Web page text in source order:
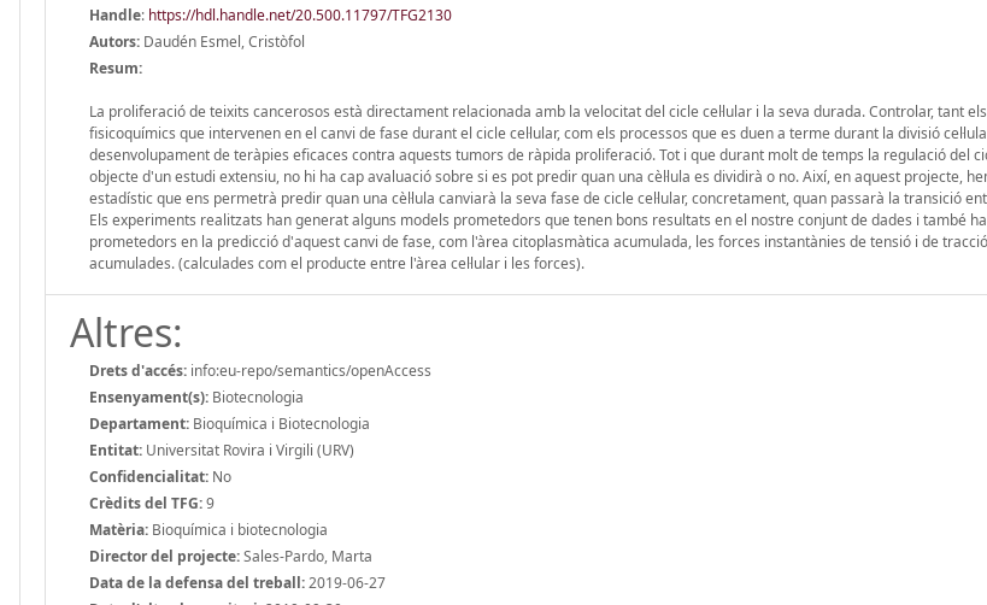
Handle: https://hdl.handle.net/20.500.11797/TFG2130
Autors: Daudén Esmel, Cristòfol
Resum:
La proliferació de teixits cancerosos està directament relacionada amb la velocitat del cicle cel·lular i la seva durada. Controlar, tant
fisicoquímics que intervenen en el canvi de fase durant el cicle cel·lular, com els processos que es duen a terme durant la divisió
desenvolupament de teràpies eficaces contra aquests tumors de ràpida proliferació. Tot i que durant molt de temps la regulació del
objecte d'un estudi extensiu, no hi ha cap avaluació sobre si es pot predir quan una cèl·lula es dividirà o no. Així, en aquest projecte,
estadístic que ens permetrà predir quan una cèl·lula canviarà la seva fase de cicle cel·lular, concretament, quan passarà la transició
Els experiments realitzats han generat alguns models prometedors que tenen bons resultats en el nostre conjunt de dades i també
prometedors en la predicció d'aquest canvi de fase, com l'àrea citoplasmàtica acumulada, les forces instantànies de tensió i de
acumulades. (calculades com el producte entre l'àrea cel·lular i les forces).
Altres:
Drets d'accés: info:eu-repo/semantics/openAccess
Ensenyament(s): Biotecnologia
Departament: Bioquímica i Biotecnologia
Entitat: Universitat Rovira i Virgili (URV)
Confidencialitat: No
Crèdits del TFG:9
Matèria: Bioquímica i biotecnologia
Director del projecte:Sales-Pardo, Marta
Data de la defensa del treball:2019-06-27